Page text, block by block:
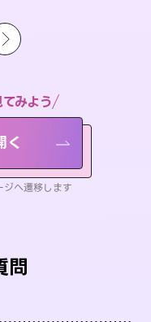
みよう
く
へ遷移します
問